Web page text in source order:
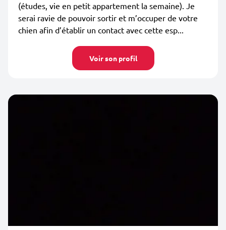
(études, vie en petit appartement la semaine). Je
serai ravie de pouvoir sortir et m’occuper de votre
chien afin d’établir un contact avec cette esp...
Voir son profil